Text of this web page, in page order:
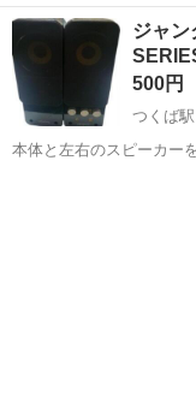
に掃除して渡します‼️ よろしくお願いします‼️ 今日引き取りの方限定価
格‼️これこそ最終値下げ
いします‼️
茨城 北茨城市 大
ジャン
500円
つくば駅
本体と左右のスピーカーを繋ぐ線